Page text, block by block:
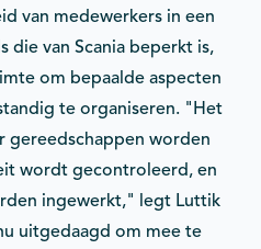
van medewerkers in een
die van Scania beperkt is,
om bepaalde aspecten
te organiseren. "Het
gereedschappen worden
wordt gecontroleerd, en
ingewerkt," legt Luttik
uitgedaagd om mee te